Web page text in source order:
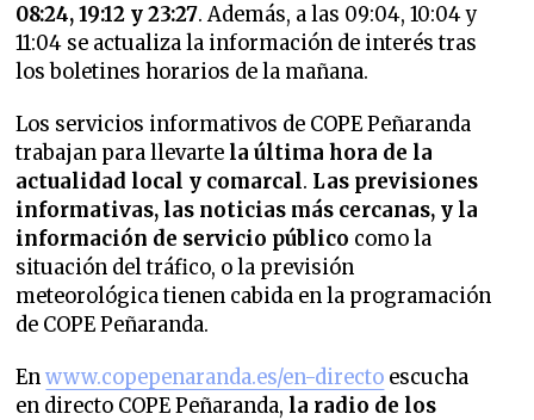
08:24, 19:12 y 23:27. Además, a las 09:04, 10:04 y
11:04 se actualiza la información de interés tras
los boletines horarios de la mañana.
Los servicios informativos de COPE Peñaranda
trabajan para llevarte la última hora de la
actualidad local y comarcal. Las previsiones
informativas, las noticias más cercanas, y la
información de servicio público como la
situación del tráfico, o la previsión
meteorológica tienen cabida en la programación
de COPE Peñaranda.
Enwww.copepenaranda.es/en-directo escucha
en directo COPE Peñaranda, la radio de los